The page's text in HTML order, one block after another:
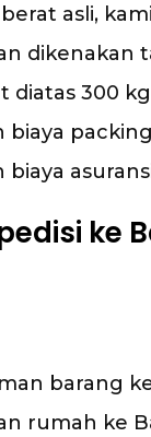
asli,
dikenakan
diatas 300
packing
ke
barang
rumah ke